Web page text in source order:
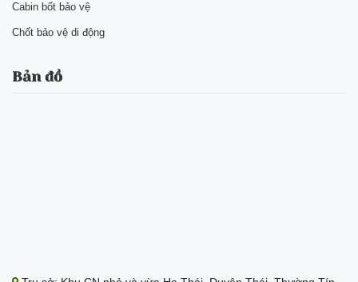
Cabin bốt bảo vệ
Chốt bảo vệ di động
Bản đồ